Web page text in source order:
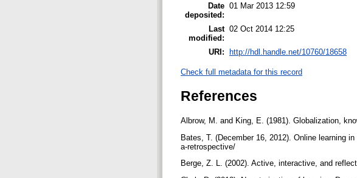
Date
deposited:
01 Mar 2013 12:59
Last
modified:
02 Oct 2014 12:25
URI: http://hdl.handle.net/10760/18658
Check full metadata for this record
References
Albrow, M. and King, E. (1981). Globalization,
Bates, T. (December 16, 2012). Online learning
a-retrospective/
Berge, Z. L. (2002). Active, interactive, and